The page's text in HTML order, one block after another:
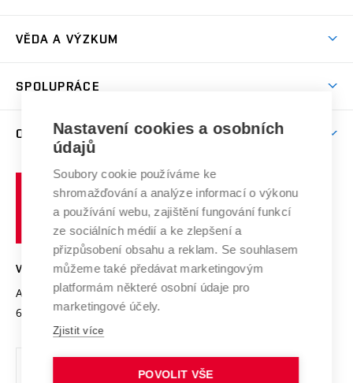
Sport na VUT
Brno
Dny otevřených dveří
Celoživotní vzdělávání
E-přihláška
Harmonogram akademického roku
Závěrečné práce
Doktorské studium
Zpracování osobních údajů studentů
Sociální bezpečí
Studium bez bariér
Podpora podnikání
VĚDA A VÝZKUM
Mezinárodní vědecká rada
Systém zajišťování kvality výzkumu
Výzkumné infrastruktury
Transfer znalostí
Open Science
Projekty
Projekty ze strukturálních fondů
Specifický výzkum
SPOLUPRÁCE
Zahraniční spolupráce
Spolupráce se školami
Služby univerzity
Mezinárodní dohody
Univerzitní sítě
O UNIVERZITĚ
Profil univerzity
Udržitelná univerzita
Podnikavá univerzita / ContriBUTe
Bezpečná univerzita
Vyznamenání
Organizační struktura
Ochrana osobních údajů
učení
technické
VYSOKÉ UČENÍ TECHNICKÉ V BRNĚ
Antonínská 548/1
602 00 Brno
www.vut.cz
vut@vutbr.cz
Nastavení cookies a osobních
údajů
Soubory cookie používáme ke
shromažďování a analýze informací o výkonu
a používání webu, zajištění fungování funkcí
ze sociálních médií a ke zlepšení a
přizpůsobení obsahu a reklam. Se souhlasem
můžeme také předávat marketingovým
platformám některé osobní údaje pro
marketingové účely.
Zjistit více
POVOLIT VŠE